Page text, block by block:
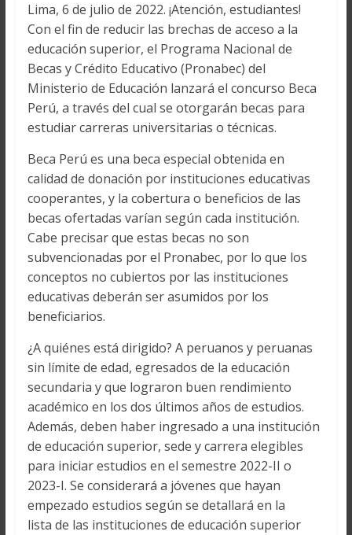
Lima, 6 de julio de 2022. ¡Atención, estudiantes!
Con el fin de reducir las brechas de acceso a la
educación superior, el Programa Nacional de
Becas y Crédito Educativo (Pronabec) del
Ministerio de Educación lanzará el concurso Beca
Perú, a través del cual se otorgarán becas para
estudiar carreras universitarias o técnicas.
Beca Perú es una beca especial obtenida en
calidad de donación por instituciones educativas
cooperantes, y la cobertura o beneficios de las
becas ofertadas varían según cada institución.
Cabe precisar que estas becas no son
subvencionadas por el Pronabec, por lo que los
conceptos no cubiertos por las instituciones
educativas deberán ser asumidos por los
beneficiarios.
¿A quiénes está dirigido? A peruanos y peruanas
sin límite de edad, egresados de la educación
secundaria y que lograron buen rendimiento
académico en los dos últimos años de estudios.
Además, deben haber ingresado a una institución
de educación superior, sede y carrera elegibles
para iniciar estudios en el semestre 2022-II o
2023-I. Se considerará a jóvenes que hayan
empezado estudios según se detallará en la
lista de las instituciones de educación superior